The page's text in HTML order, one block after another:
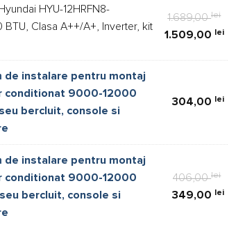
HYU-12HRFN8-
BTU, Clasa A++/A+, Inverter, kit
1.689,00lei
1.509,00 lei
de instalare pentru montaj
conditionat 9000-12000
bercluit, console si
304,00 lei
de instalare pentru montaj
conditionat 9000-12000
bercluit, console si
406,00lei
inițial
349,00 leiPrețul